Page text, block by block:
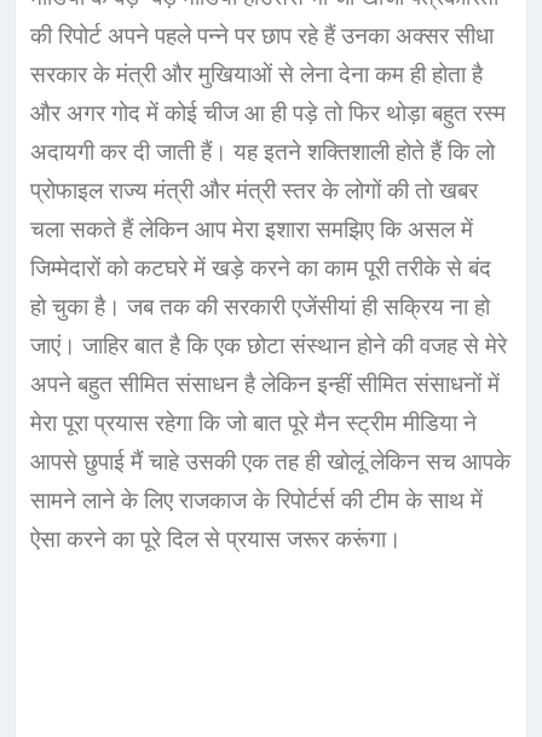
की रिपोर्ट अपने पहले पन्ने पर छाप रहे हैं उनका अक्सर सीधा
सरकार के मंत्री और मुखियाओं से लेना देना कम ही होता है
और अगर गोद में कोई चीज आ ही पड़े तो फिर थोड़ा बहुत रस्म
अदायगी कर दी जाती हैं। यह इतने शक्तिशाली होते हैं कि लो
प्रोफाइल राज्य मंत्री और मंत्री स्तर के लोगों की तो खबर
चला सकते हैं लेकिन आप मेरा इशारा समझिए कि असल में
जिम्मेदारों को कटघरे में खड़े करने का काम पूरी तरीके से बंद
हो चुका है। जब तक की सरकारी एजेंसीयां ही सक्रिय ना हो
जाएं। जाहिर बात है कि एक छोटा संस्थान होने की वजह से मेरे
अपने बहुत सीमित संसाधन है लेकिन इन्हीं सीमित संसाधनों में
मेरा पूरा प्रयास रहेगा कि जो बात पूरे मैन स्ट्रीम मीडिया ने
आपसे छुपाई मैं चाहे उसकी एक तह ही खोलूं लेकिन सच आपके
सामने लाने के लिए राजकाज के रिपोर्टर्स की टीम के साथ में
ऐसा करने का पूरे दिल से प्रयास जरूर करूंगा।